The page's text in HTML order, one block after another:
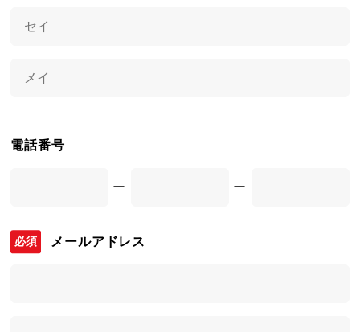
電話番号
ー ー
メールアドレス